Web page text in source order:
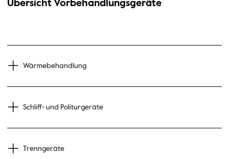
Übersicht Vorbehandlungsgeräte
Wärmebehandlung
Schliff- und Politurgeräte
Trenngeräte